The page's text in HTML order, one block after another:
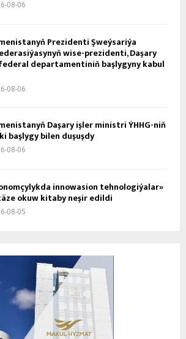
08-06
Prezidenti Şweýsariýa
wise-prezidenti, Daşary
departamentiniň başlygyny kabul
08-06
Daşary işler ministri ÝHHG-niň
başlygy bilen duşuşdy
08-06
innowasion tehnologiýalar»
okuw kitaby neşir edildi
08-05